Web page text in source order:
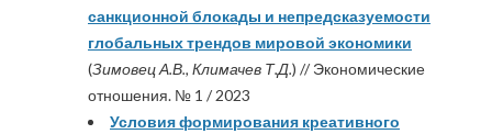
санкционной блокады и непредсказуемости
глобальных трендов мировой экономики
(Зимовец А.В., Климачев Т.Д.) // Экономические
отношения. № 1 / 2023
Условия формирования креативного